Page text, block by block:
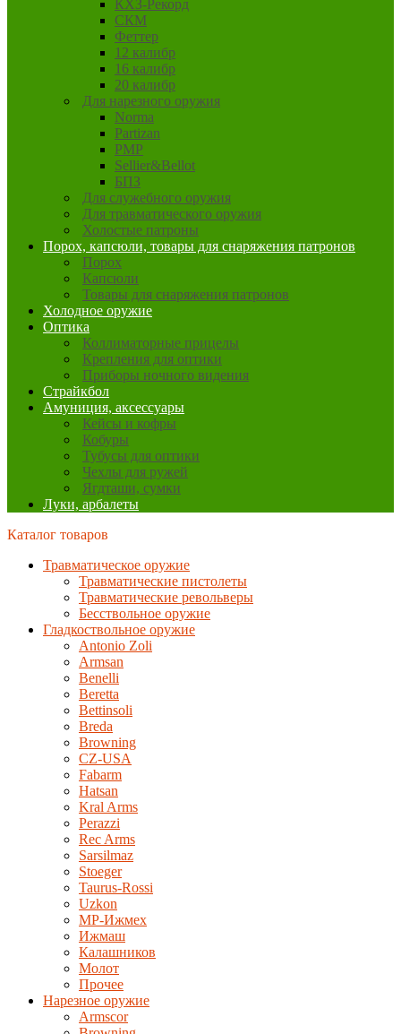
КХЗ-Рекорд
СКМ
Феттер
12 калибр
16 калибр
20 калибр
Для нарезного оружия
Norma
Partizan
PMP
Sellier&Bellot
БПЗ
Для служебного оружия
Для травматического оружия
Холостые патроны
Порох, капсюли, товары для снаряжения патронов
Порох
Капсюли
Товары для снаряжения патронов
Холодное оружие
Оптика
Коллиматорные прицелы
Крепления для оптики
Приборы ночного видения
Страйкбол
Амуниция, аксессуары
Кейсы и кофры
Кобуры
Тубусы для оптики
Чехлы для ружей
Ягдташи, сумки
Луки, арбалеты
Каталог товаров
Травматическое оружие
Травматические пистолеты
Травматические револьверы
Бесствольное оружие
Гладкоствольное оружие
Antonio Zoli
Armsan
Benelli
Beretta
Bettinsoli
Breda
Browning
CZ-USA
Fabarm
Hatsan
Kral Arms
Perazzi
Rec Arms
Sarsilmaz
Stoeger
Taurus-Rossi
Uzkon
MP-Ижмех
Ижмаш
Калашников
Молот
Прочее
Нарезное оружие
Armscor